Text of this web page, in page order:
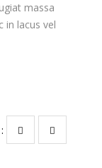
massa
in lacus vel